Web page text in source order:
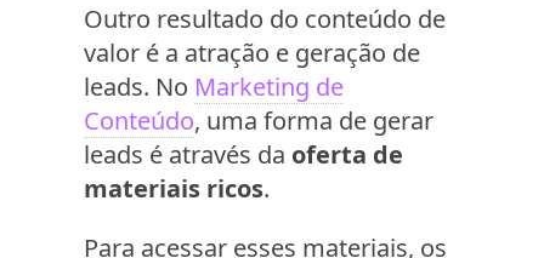
Outro resultado do conteúdo de
valor é a atração e geração de
leads. No Marketing de
Conteúdo, uma forma de gerar
leads é através da oferta de
materiais ricos.
Para acessar esses materiais, os